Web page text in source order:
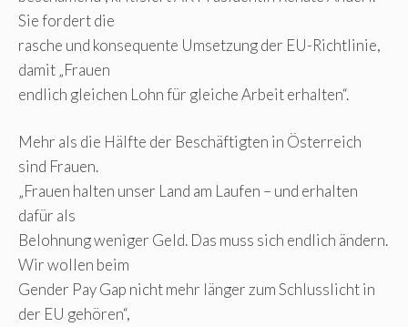
Sie fordert die
rasche und konsequente Umsetzung der EU-Richtlinie,
damit „Frauen
endlich gleichen Lohn für gleiche Arbeit erhalten“.
Mehr als die Hälfte der Beschäftigten in Österreich
sind Frauen.
„Frauen halten unser Land am Laufen – und erhalten
dafür als
Belohnung weniger Geld. Das muss sich endlich ändern.
Wir wollen beim
Gender Pay Gap nicht mehr länger zum Schlusslicht in
der EU gehören“,